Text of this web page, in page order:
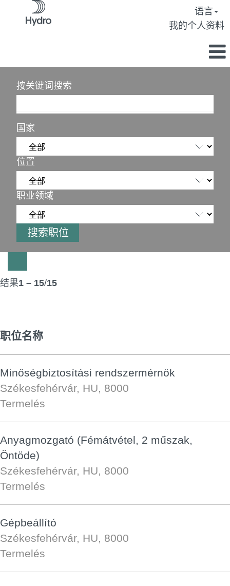
语言
我的个人资料
按关键词搜索
国家
位置
职业领域
结果1 – 15/15
职位名称
Minőségbiztosítási rendszermérnök
Székesfehérvár, HU, 8000
Termelés
Anyagmozgató (Fémátvétel, 2 műszak,
Öntöde)
Székesfehérvár, HU, 8000
Termelés
Gépbeállító
Székesfehérvár, HU, 8000
Termelés